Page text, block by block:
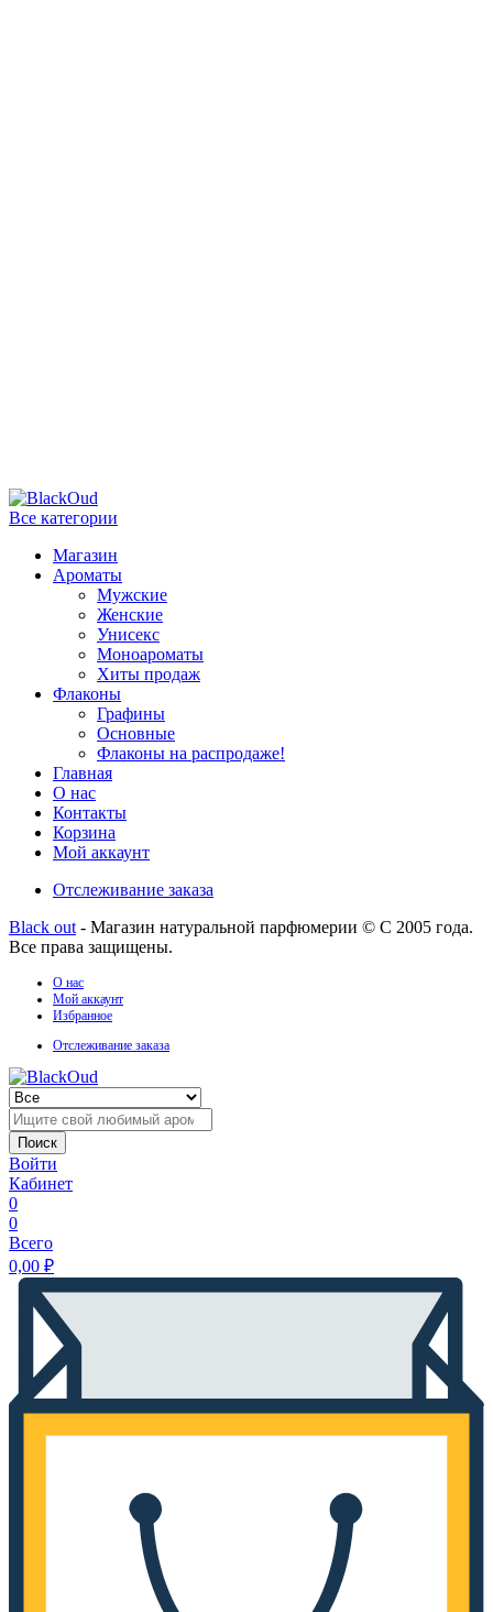
Все категории
Магазин
Ароматы
Мужские
Женские
Унисекс
Моноароматы
Хиты продаж
Флаконы
Графины
Основные
Флаконы на распродаже!
Главная
О нас
Контакты
Корзина
Мой аккаунт
Отслеживание заказа
Black out - Магазин натуральной парфюмерии © С 2005 года.
Все права защищены.
О нас
Мой аккаунт
Избранное
Отслеживание заказа
Поиск
Войти
Кабинет
0
0
Всего
0,00 ₽